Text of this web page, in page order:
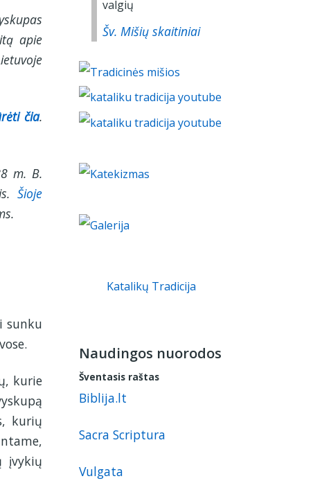
apie
čia.
m. B.
Šioje
sunku
kurie
kurių
įvykių
Šv. Mišių skaitiniai
Katalikų Tradicija
Naudingos nuorodos
Šventasis raštas
Biblija.lt
Sacra Scriptura
Vulgata